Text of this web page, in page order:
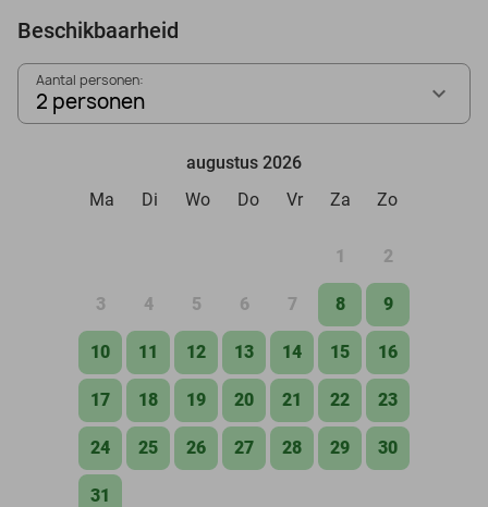
Beschikbaarheid
Aantal personen:
2 personen
augustus 2026
Ma
Di Wo Do Vr Za Zo
1 2
3 4 5 6 7 8 9
10 11 12 13 14 15 16
17 18 19 20 21 22 23
24 25 26 27 28 29 30
31